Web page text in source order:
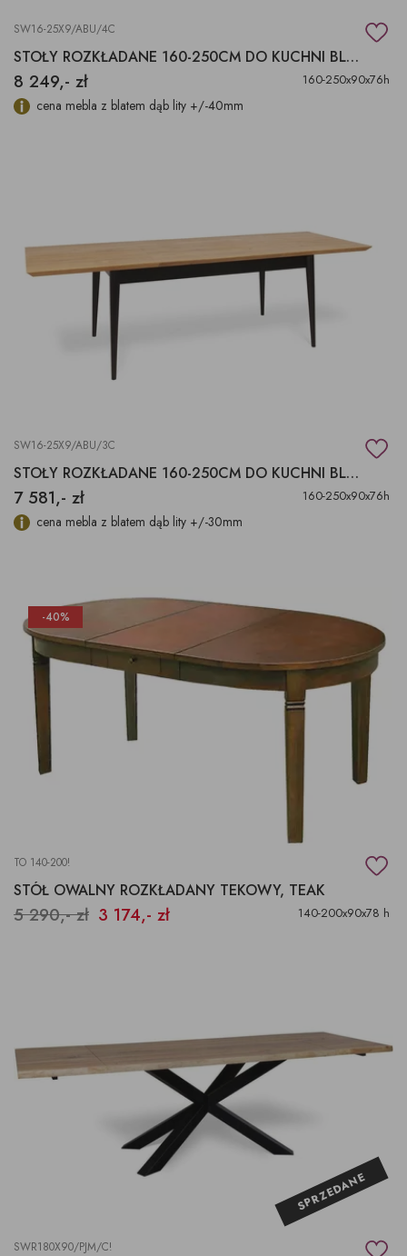
SW16-25X9/ABU/4C
STOŁY ROZKŁADANE 160-250CM DO KUCHNI BLAT DĄB
8 249,- zł 160-250x90x76h
cena mebla z blatem dąb lity +/-40mm
SW16-25X9/ABU/3C
STOŁY ROZKŁADANE 160-250CM DO KUCHNI BLAT DĄB
7 581,- zł 160-250x90x76h
cena mebla z blatem dąb lity +/-30mm
-40%
TO 140-200!
STÓŁ OWALNY ROZKŁADANY TEKOWY, TEAK
5 290,- zł 3 174,- zł 140-200x90x78 h
SPRZEDANE
SWR180X90/PJM/C!